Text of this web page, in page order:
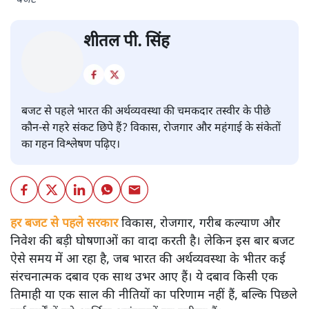
शीतल पी. सिंह
बजट से पहले भारत की अर्थव्यवस्था की चमकदार तस्वीर के पीछे
कौन-से गहरे संकट छिपे हैं? विकास, रोजगार और महंगाई के संकेतों